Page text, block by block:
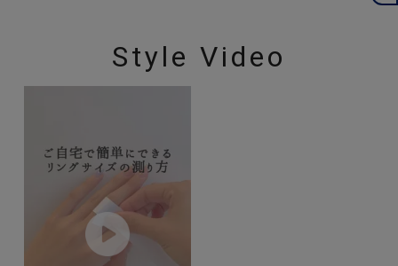
Style Video